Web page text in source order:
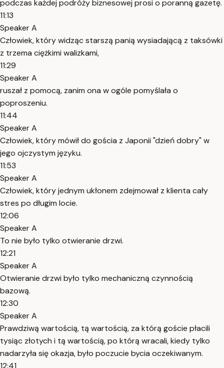
podczas każdej podróży biznesowej prosi o poranną gazetę.
11:13
Speaker A
Człowiek, który widząc starszą panią wysiadającą z taksówki
z trzema ciężkimi walizkami,
11:29
Speaker A
ruszał z pomocą, zanim ona w ogóle pomyślała o
poproszeniu.
11:44
Speaker A
Człowiek, który mówił do gościa z Japonii "dzień dobry" w
jego ojczystym języku.
11:53
Speaker A
Człowiek, który jednym ukłonem zdejmował z klienta cały
stres po długim locie.
12:06
Speaker A
To nie było tylko otwieranie drzwi.
12:21
Speaker A
Otwieranie drzwi było tylko mechaniczną czynnością
bazową.
12:30
Speaker A
Prawdziwą wartością, tą wartością, za którą goście płacili
tysiąc złotych i tą wartością, po którą wracali, kiedy tylko
nadarzyła się okazja, było poczucie bycia oczekiwanym.
12:41